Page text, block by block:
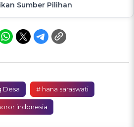
Sumber Pilihan
Desa # hana saraswati
indonesia